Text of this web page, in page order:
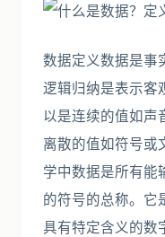
数据定义数据是事
逻辑归纳是表示客
以是连续的值如声
离散的值如符号或
学中数据是所有能
的符号的总称。它
具有特定含义的数